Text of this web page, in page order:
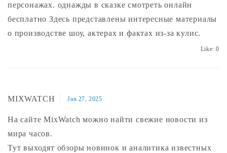
персонажах. однажды в сказке смотреть онлайн
бесплатно Здесь представлены интересные материалы
о производстве шоу, актерах и фактах из-за кулис.
Like:0
MIXWATCH Jan 27, 2025
На сайте MixWatch можно найти свежие новости из
мира часов.
Тут выходят обзоры новинок и аналитика известных